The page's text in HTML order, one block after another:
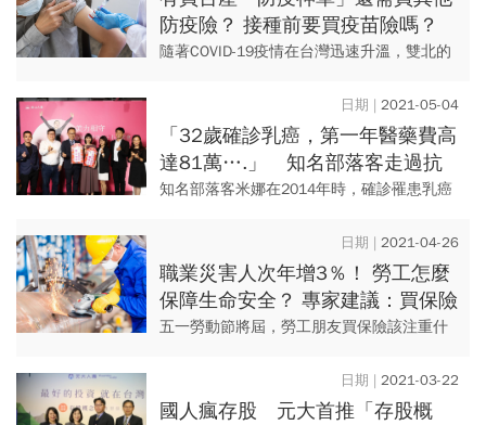
防疫險？ 接種前要買疫苗險嗎？
專家：在「這種」狀況下不用
隨著COVID-19疫情在台灣迅速升溫，雙北的
續增加逾百例本土案例，未來疫情恐怕仍持
續拉警報。 ...
2021-05-04
「32歲確診乳癌，第一年醫藥費高
達81萬….」 知名部落客走過抗
癌路 最有體悟的是「這件事」
知名部落客米娜在2014年時，確診罹患乳癌
未來新生活的期待，瞬間被病魔擊潰。 米娜
當時心情只...
2021-04-26
職業災害人次年增3％！ 勞工怎麼
保障生命安全？ 專家建議：買保險
首重意外傷害險
五一勞動節將屆，勞工朋友買保險該注重什
繞路前去吃鹹粥，沒想到卻在返家路途中發
生車禍，導致骨折...
2021-03-22
國人瘋存股 元大首推「存股概